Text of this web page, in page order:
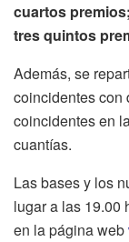
cuartos
tres quintos
Además, se
coincidentes con
coincidentes en
cuantías.
Las bases y los
lugar a las 19.00
en la página web